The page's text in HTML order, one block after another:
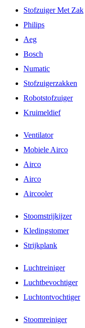
Stofzuiger Met Zak
Philips
Aeg
Bosch
Numatic
Stofzuigerzakken
Robotstofzuiger
Kruimeldief
Ventilator
Mobiele Airco
Airco
Airco
Aircooler
Stoomstrijkijzer
Kledingstomer
Strijkplank
Luchtreiniger
Luchtbevochtiger
Luchtontvochtiger
Stoomreiniger